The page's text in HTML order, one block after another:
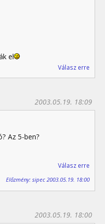
el
Válasz erre
2003.05.19. 18:09
Az 5-ben?
Válasz erre
Előzmény: sipec 2003.05.19. 18:00
2003.05.19. 18:00